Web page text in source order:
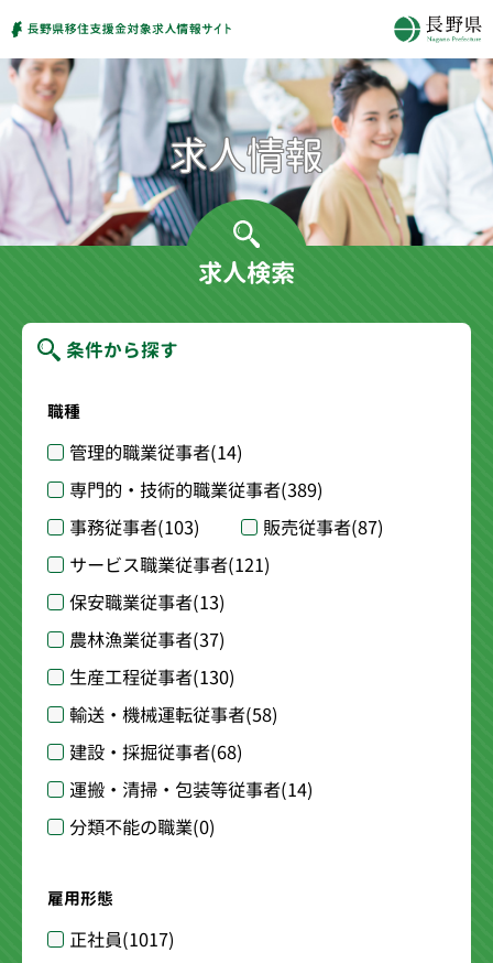
求人検索
条件から探す
職種
管理的職業従事者(14)
専門的・技術的職業従事者(389)
事務従事者(103) 販売従事者(87)
サービス職業従事者(121)
保安職業従事者(13)
農林漁業従事者(37)
生産工程従事者(130)
輸送・機械運転従事者(58)
建設・採掘従事者(68)
運搬・清掃・包装等従事者(14)
分類不能の職業(0)
雇用形態
正社員(1017)